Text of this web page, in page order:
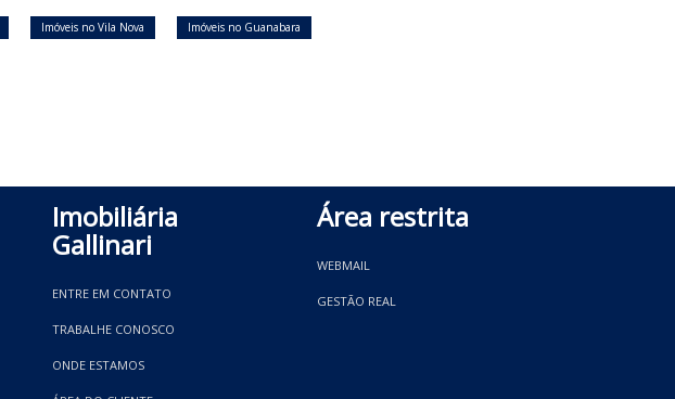
Imóveis no Vila Nova Imóveis no Guanabara
Imobiliária
Gallinari
ENTRE EM CONTATO
TRABALHE CONOSCO
ONDE ESTAMOS
Área restrita
WEBMAIL
GESTÃO REAL